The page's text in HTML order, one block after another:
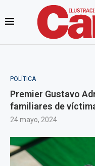
POLÍTICA
Premier Gustavo
familiares de
24 mayo, 2024